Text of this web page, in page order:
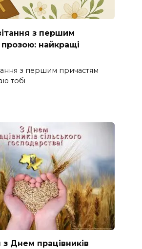
з першим
найкращі
з першим причастям
тобі
з Днем працівників